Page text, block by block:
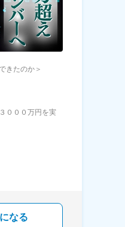
きたのか＞
０００万円を実
なる